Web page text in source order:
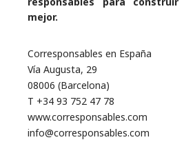
mejor.
Corresponsables en España
Vía Augusta, 29
08006 (Barcelona)
T +34 93 752 47 78
www.corresponsables.com
info@corresponsables.com